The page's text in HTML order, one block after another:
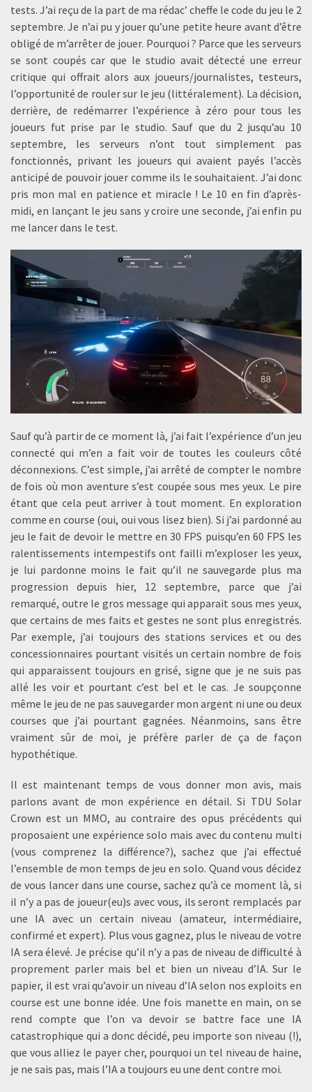
tests. J’ai reçu de la part de ma rédac’ cheffe le code du jeu le 2
septembre. Je n’ai pu y jouer qu’une petite heure avant d’être
obligé de m’arrêter de jouer. Pourquoi ? Parce que les serveurs
se sont coupés car que le studio avait détecté une erreur
critique qui offrait alors aux joueurs/journalistes, testeurs,
l’opportunité de rouler sur le jeu (littéralement). La décision,
derrière, de redémarrer l’expérience à zéro pour tous les
joueurs fut prise par le studio. Sauf que du 2 jusqu’au 10
septembre, les serveurs n’ont tout simplement pas
fonctionnés, privant les joueurs qui avaient payés l’accès
anticipé de pouvoir jouer comme ils le souhaitaient. J’ai donc
pris mon mal en patience et miracle ! Le 10 en fin d’après-
midi, en lançant le jeu sans y croire une seconde, j’ai enfin pu
me lancer dans le test.
Sauf qu’à partir de ce moment là, j’ai fait l’expérience d’un jeu
connecté qui m’en a fait voir de toutes les couleurs côté
déconnexions. C’est simple, j’ai arrêté de compter le nombre
de fois où mon aventure s’est coupée sous mes yeux. Le pire
étant que cela peut arriver à tout moment. En exploration
comme en course (oui, oui vous lisez bien). Si j’ai pardonné au
jeu le fait de devoir le mettre en 30 FPS puisqu’en 60 FPS les
ralentissements intempestifs ont failli m’exploser les yeux,
je lui pardonne moins le fait qu’il ne sauvegarde plus ma
progression depuis hier, 12 septembre, parce que j’ai
remarqué, outre le gros message qui apparait sous mes yeux,
que certains de mes faits et gestes ne sont plus enregistrés.
Par exemple, j’ai toujours des stations services et ou des
concessionnaires pourtant visités un certain nombre de fois
qui apparaissent toujours en grisé, signe que je ne suis pas
allé les voir et pourtant c’est bel et le cas. Je soupçonne
même le jeu de ne pas sauvegarder mon argent ni une ou deux
courses que j’ai pourtant gagnées. Néanmoins, sans être
vraiment sûr de moi, je préfère parler de ça de façon
hypothétique.
Il est maintenant temps de vous donner mon avis, mais
parlons avant de mon expérience en détail. Si TDU Solar
Crown est un MMO, au contraire des opus précédents qui
proposaient une expérience solo mais avec du contenu multi
(vous comprenez la différence?), sachez que j’ai effectué
l’ensemble de mon temps de jeu en solo. Quand vous décidez
de vous lancer dans une course, sachez qu’à ce moment là, si
il n’y a pas de joueur(eu)s avec vous, ils seront remplacés par
une IA avec un certain niveau (amateur, intermédiaire,
confirmé et expert). Plus vous gagnez, plus le niveau de votre
IA sera élevé. Je précise qu’il n’y a pas de niveau de difficulté à
proprement parler mais bel et bien un niveau d’IA. Sur le
papier, il est vrai qu’avoir un niveau d’IA selon nos exploits en
course est une bonne idée. Une fois manette en main, on se
rend compte que l’on va devoir se battre face une IA
catastrophique qui a donc décidé, peu importe son niveau (!),
que vous alliez le payer cher, pourquoi un tel niveau de haine,
je ne sais pas, mais l’IA a toujours eu une dent contre moi.